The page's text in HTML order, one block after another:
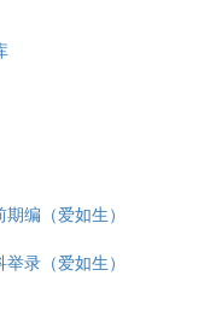
编（爱如生）
录（爱如生）